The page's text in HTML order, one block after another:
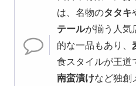
は、名物のタタキ
テールが揃う人気
的な一品もあり、
食スタイルが王道
南蛮漬けなど独創